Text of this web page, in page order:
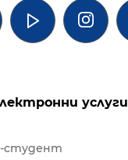

услуги
студент